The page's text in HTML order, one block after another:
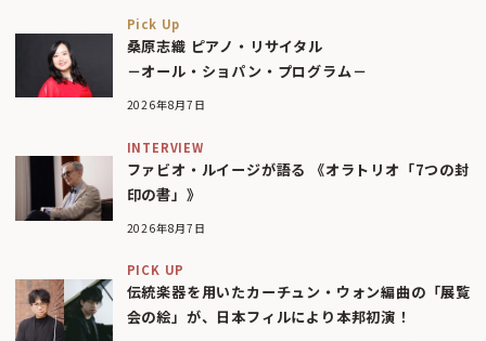
Pick Up
桑原志織 ピアノ・リサイタル
－オール・ショパン・プログラム－
2026年8月7日
INTERVIEW
ファビオ・ルイージが語る 《オラトリオ「7つの封
印の書」》
2026年8月7日
PICK UP
伝統楽器を用いたカーチュン・ウォン編曲の「展覧
会の絵」が、日本フィルにより本邦初演！